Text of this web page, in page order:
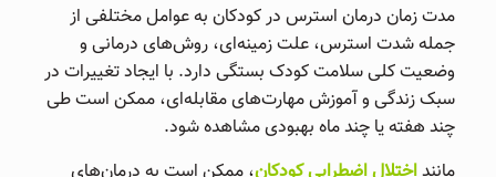
مدت زمان درمان استرس در کودکان به عوامل مختلفی از
جمله شدت استرس، علت زمینه‌ای، روش‌های درمانی و
وضعیت کلی سلامت کودک بستگی دارد. با ایجاد تغییرات در
سبک زندگی و آموزش مهارت‌های مقابله‌ای، ممکن است طی
چند هفته یا چند ماه بهبودی مشاهده شود.